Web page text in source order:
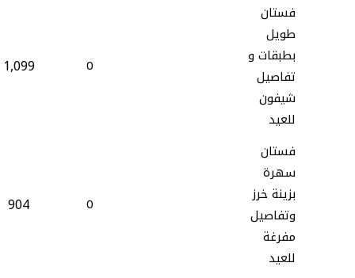
فستان
طويل
بطبقات و
تفاصيل
شيفون
للعيد
0
1,099
فستان
سهرة
بزينة خرز
وتفاصيل
مفرغة
للعيد
0
904